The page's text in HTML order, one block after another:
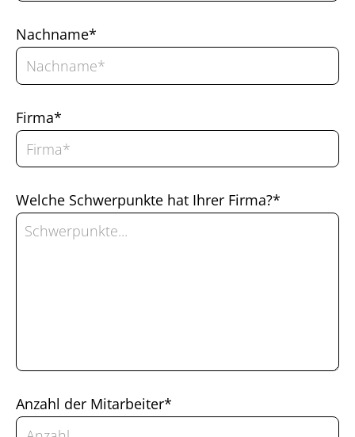
Nachname*
Firma*
Welche Schwerpunkte hat Ihrer Firma?*
Anzahl der Mitarbeiter*